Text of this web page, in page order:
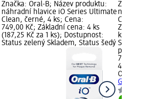
Značka: Oral-B; Název produktu:
náhradní hlavice iO Series Ultimate
Clean, černé, 4 ks; Cena:
749,00 Kč; Základní cena: 4 ks
(187,25 Kč za 1 ks); Dostupnost:
Status zelený Skladem, Status šedý
Značka:
náhradní
Care, bílé,
Základní
ks);
Skladem,
prodejnu
749,00 Kč
4 ks
Oral-B
Gentle